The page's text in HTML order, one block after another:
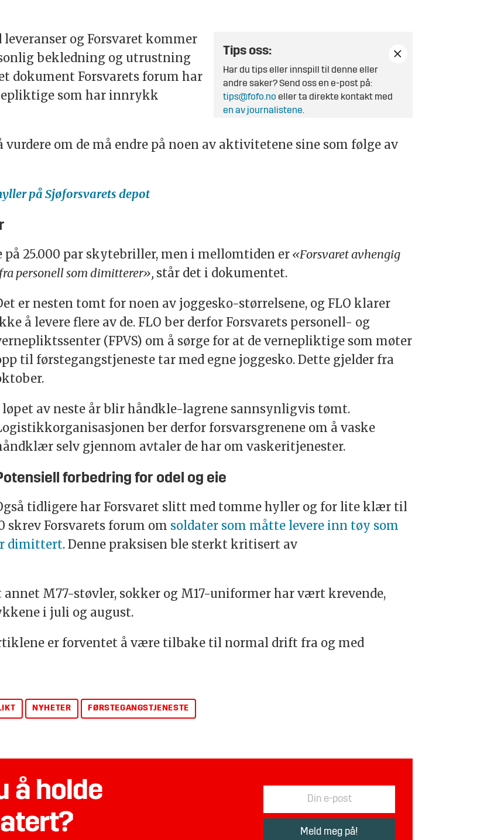
Tips oss:
Har du tips eller innspill til denne eller
andre saker? Send oss en e-post på:
tips@fofo.no eller ta direkte kontakt med
en av journalistene.
og Forsvaret kommer
bekledning og utrustning
dokument Forsvarets forum har
som har innrykk
om de må endre på noen av aktivitetene sine som følge av
på Sjøforsvarets depot
25.000 par skytebriller, men i mellomtiden er «Forsvaret avhengig
personell som dimitterer», står det i dokumentet.
er nesten tomt for noen av joggesko-størrelsene, og FLO klarer
å levere flere av de. FLO ber derfor Forsvarets personell- og
(FPVS) om å sørge for at de vernepliktige som møter
til førstegangstjeneste tar med egne joggesko. Dette gjelder fra
løpet av neste år blir håndkle-lagrene sannsynligvis tømt.
ber derfor forsvarsgrenene om å vaske
selv gjennom avtaler de har om vaskeritjenester.
forbedring for odel og eie
tidligere har Forsvaret slitt med tomme hyller og for lite klær til
skrev Forsvarets forum om soldater som måtte levere inn tøy som
dimittert. Denne praksisen ble sterkt kritisert av
M77-støvler, sokker og M17-uniformer har vært krevende,
i juli og august.
er forventet å være tilbake til normal drift fra og med
NYHETER FØRSTEGANGSTJENESTE
å holde